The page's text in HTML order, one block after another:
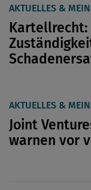
AKTUELLES &
Kartellrecht:
AKTUELLES &
Joint
warnen vor